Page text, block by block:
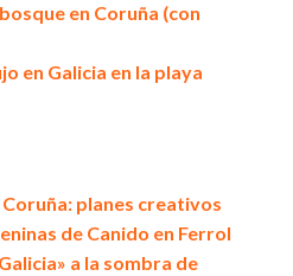
en Coruña (con
en Galicia en la playa
Coruña: planes creativos
de Canido en Ferrol
a la sombra de